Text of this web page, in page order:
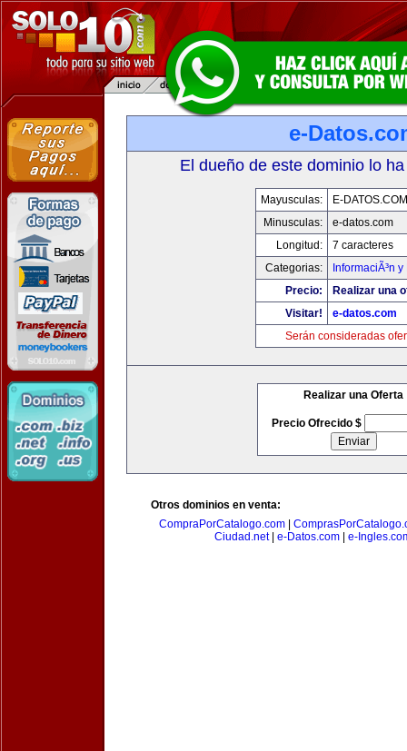
e-
El dueño de este dominio lo
Mayusculas:
E-DATOS.COM
Minusculas:
e-datos.com
Longitud:
7 caracteres
Categorias:
InformaciÃ³n
Precio:
Realizar una
Visitar!
e-datos.com
Serán consideradas
Realizar una Oferta
Precio Ofrecido $
Otros dominios en venta:
CompraPorCatalogo.com|
Ciudad.net| e-Datos.com e-